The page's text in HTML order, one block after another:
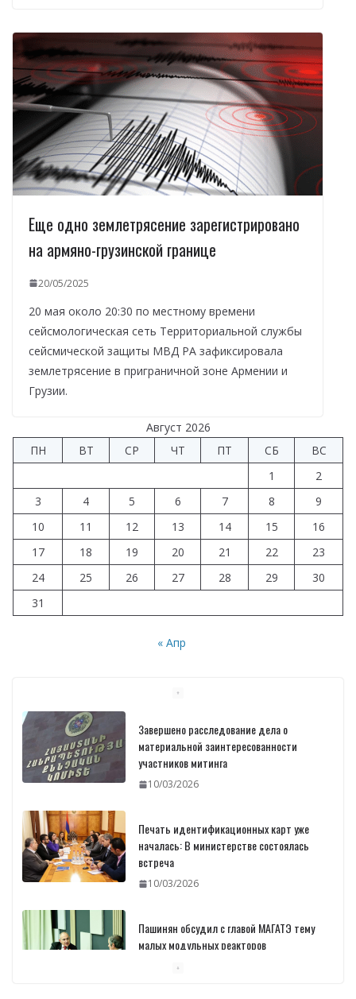
Еще одно землетрясение зарегистрировано
на армяно-грузинской границе
20/05/2025
20 мая около 20:30 по местному времени
сейсмологическая сеть Территориальной службы
сейсмической защиты МВД РА зафиксировала
землетрясение в приграничной зоне Армении и
Грузии.
Август 2026
ПН
ВТ СР ЧТ ПТ СБ
ВС
1
2
3
4 5 6 7 8
9
10
11 12 13 14 15
16
17
18 19 20 21 22
23
24
25 26 27 28 29
30
31
« Апр
Завершено расследование дела о
материальной заинтересованности
участников митинга
10/03/2026
Печать идентификационных карт уже
началась: В министерстве состоялась
встреча
10/03/2026
Пашинян обсудил с главой МАГАТЭ тему
малых модульных реакторов